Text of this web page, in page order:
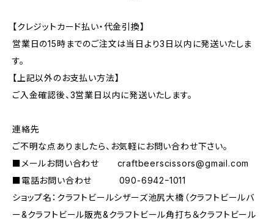
【クレジットカード払い・代金引換】
営業日の15時までのご注文は当日より3日以内に発送いたしま
す。
【上記以外のお支払い方法】
ご入金確認後、3営業日以内に発送いたします。
連絡先
ご不明な点ありましたら、お気軽にお問い合わせ下さい。
■メールお問い合わせ craftbeerscissors@gmail.com
■電話お問い合わせ 090-6942ｰ1011
ショップ名：クラフトビールシザーズ池尻大橋（クラフトビールバ
ー&クラフトビール販売&クラフトビール角打ち＆クラフトビール